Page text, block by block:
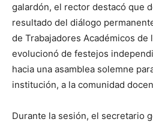
galardón, el rector destacó que
resultado del diálogo
de Trabajadores Académicos de
evolucionó de festejos
hacia una asamblea solemne
institución, a la comunidad
Durante la sesión, el secretario